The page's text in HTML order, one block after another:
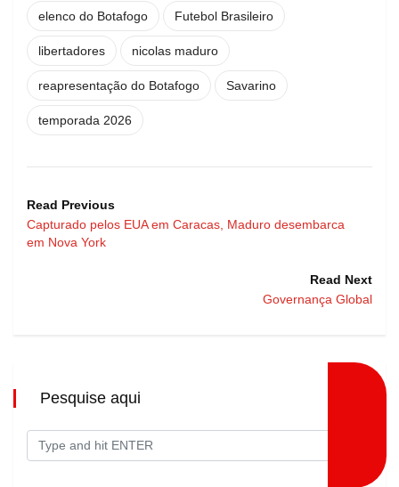
elenco do Botafogo Futebol Brasileiro
libertadores nicolas maduro
reapresentação do Botafogo Savarino
temporada 2026
Read Previous
Capturado pelos EUA em Caracas, Maduro desembarca
em Nova York
Read Next
Governança Global
Pesquise aqui